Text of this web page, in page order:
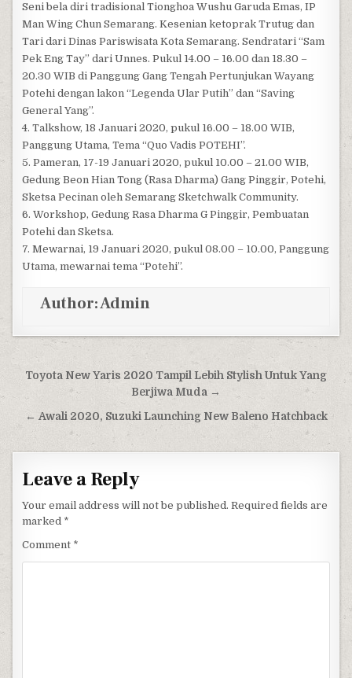
Seni bela diri tradisional Tionghoa Wushu Garuda Emas, IP
Man Wing Chun Semarang. Kesenian ketoprak Trutug dan
Tari dari Dinas Pariswisata Kota Semarang. Sendratari “Sam
Pek Eng Tay” dari Unnes. Pukul 14.00 – 16.00 dan 18.30 –
20.30 WIB di Panggung Gang Tengah Pertunjukan Wayang
Potehi dengan lakon “Legenda Ular Putih” dan “Saving
General Yang”.
4. Talkshow, 18 Januari 2020, pukul 16.00 – 18.00 WIB,
Panggung Utama, Tema “Quo Vadis POTEHI”.
5. Pameran, 17-19 Januari 2020, pukul 10.00 – 21.00 WIB,
Gedung Beon Hian Tong (Rasa Dharma) Gang Pinggir, Potehi,
Sketsa Pecinan oleh Semarang Sketchwalk Community.
6. Workshop, Gedung Rasa Dharma G Pinggir, Pembuatan
Potehi dan Sketsa.
7. Mewarnai, 19 Januari 2020, pukul 08.00 – 10.00, Panggung
Utama, mewarnai tema “Potehi”.
Author:Admin
Post navigation
Toyota New Yaris 2020 Tampil Lebih Stylish Untuk Yang
Berjiwa Muda →
← Awali 2020, Suzuki Launching New Baleno Hatchback
Leave a Reply
Your email address will not be published. Required fields are
marked *
Comment *